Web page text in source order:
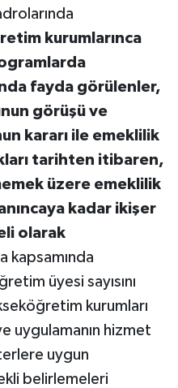
kurumlarınca
fayda görülenler,
görüşü ve
kararı ile emeklilik
tarihten itibaren,
üzere emeklilik
kadar ikişer
olarak
kapsamında
üyesi sayısını
kurumları
uygulamanın hizmet
uygun
belirlemeleri